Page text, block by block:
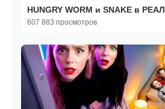
HUNGRY WORM и SNAKE в
607 883 просмотров